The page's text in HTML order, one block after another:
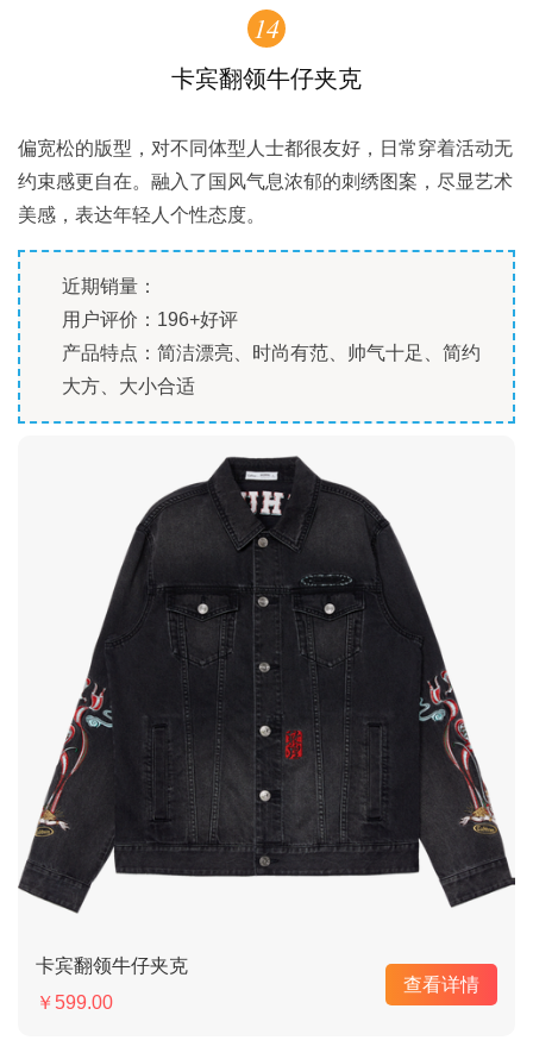
14
卡宾翻领牛仔夹克
偏宽松的版型，对不同体型人士都很友好，日常穿着活动无
约束感更自在。融入了国风气息浓郁的刺绣图案，尽显艺术
美感，表达年轻人个性态度。
近期销量：
用户评价：196+好评
产品特点：简洁漂亮、时尚有范、帅气十足、简约
大方、大小合适
卡宾翻领牛仔夹克
￥599.00
查看详情